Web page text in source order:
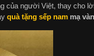
của người Việt, thay cho
quà tặng sếp nammạ